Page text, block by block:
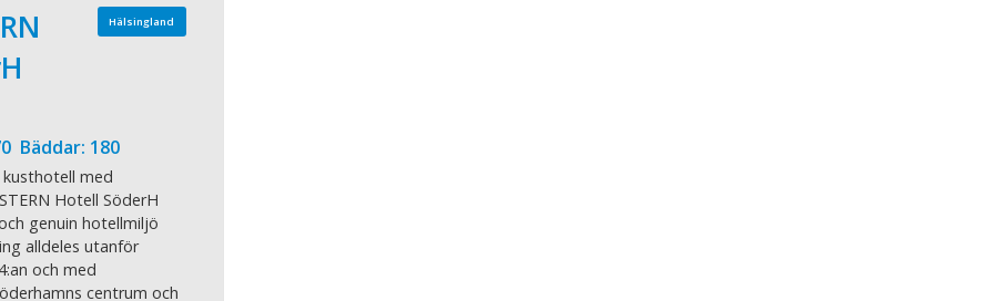
Hälsingland
Bäddar: 180
med
Hotell SöderH
genuin hotellmiljö
alldeles utanför
och med
centrum och